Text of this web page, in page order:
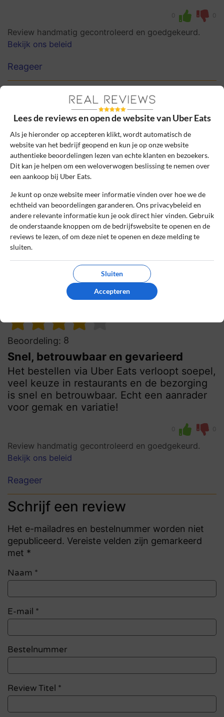
0 0
Review handmatig gecontroleerd en goedgekeurd.
Bekijk ons beleid
Reageer
4 december 2024, 16:53
Beoordeling: 8
Snel en gemakkelijk bestellen
Handig in gebruik, veel keuze aan
gerechten en het realtime volgen van je
voor snelle en gemakkelijke maaltijden.
Review handmatig gecontroleerd en goedgekeurd.
Bekijk ons beleid
26 oktober 2024, 06:20
Beoordeling: 8
Snel, betrouwbaar en gevarieerd
Het bestellen via Uber Eats verloopt soepel,
veel keuze in restaurants en de bezorging
is snel en betrouwbaar. Echt een aanrader
voor gemak en variatie!
0 0
Review handmatig gecontroleerd en goedgekeurd.
Bekijk ons beleid
Reageer
Schrijf een review
Het e-mailadres en bestelnummer worden niet
gepubliceerd. Vereiste velden zijn gemarkeerd
met *
Naam *
E-mail *
Bestelnummer
Review Titel *
Lees de reviews en open de website van Uber Eats
Als je hieronder op accepteren klikt, wordt automatisch de
website van het bedrijf geopend en kun je op onze website
authentieke beoordelingen lezen van echte klanten en bezoekers.
Dit kan je helpen om een weloverwogen beslissing te nemen over
een aankoop bij Uber Eats.
Je kunt op onze website meer informatie vinden over hoe we de
echtheid van beoordelingen garanderen. Ons privacybeleid en
andere relevante informatie kun je ook direct hier vinden. Gebruik
de onderstaande knoppen om de bedrijfswebsite te openen en de
reviews te lezen, of om deze niet te openen en deze melding te
sluiten.
Sluiten
Accepteren